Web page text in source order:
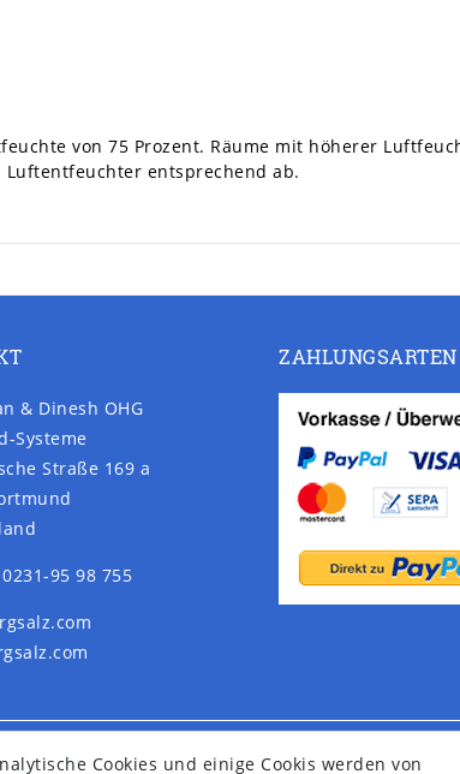
von 75 Prozent. Räume mit höherer
entsprechend ab.
& Dinesh OHG
Systeme
Straße 169 a
95 98 755
ZAHLUNGSARTEN
Cookies und einige Cookis werden von